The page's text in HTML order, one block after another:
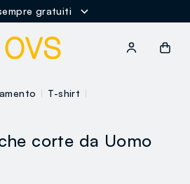
gratuiti
T-shirt
corte da Uomo